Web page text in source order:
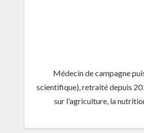
Médecin de campagne
scientifique), retraité depuis
sur l'agriculture, la